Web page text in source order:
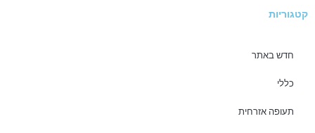
קטגוריות
חדש באתר
כללי
תעופה אזרחית